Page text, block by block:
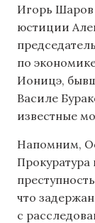
Игорь
юстиции
по
Ионицэ,
Василе
известные
Напомним,
Прокуратура
что
с